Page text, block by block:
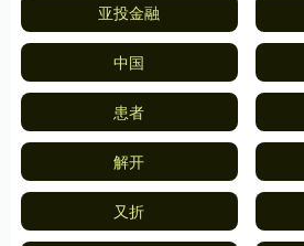
亚投金融
中国
患者
解开
又折